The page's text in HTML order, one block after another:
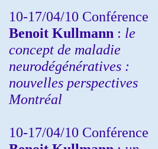
10-17/04/10 Conférence
Benoit Kullmann : le
concept de maladie
neurodégénératives :
nouvelles perspectives
Montréal
10-17/04/10 Conférence